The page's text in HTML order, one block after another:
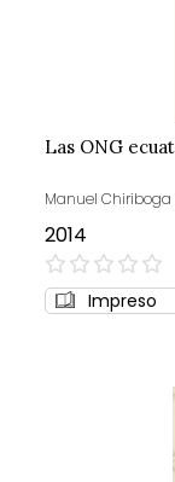
Las ONG
Manuel Chiriboga
2014
0%
Impreso